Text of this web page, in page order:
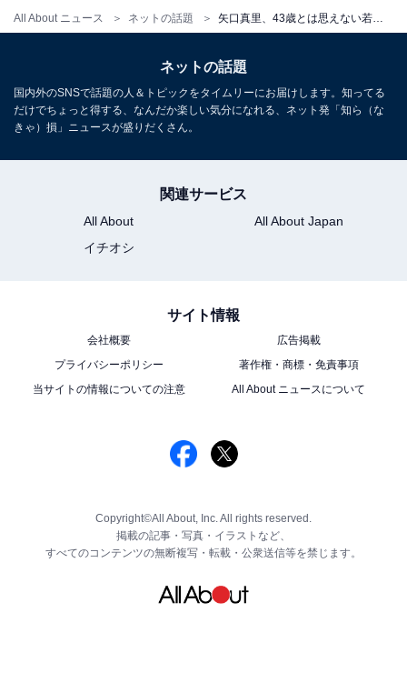
All About ニュース ネットの話題
ネットの話題
国内外のSNSで話題の人＆トピックをタイムリーにお届けします。知ってる
だけでちょっと得する、なんだか楽しい気分になれる、ネット発「知ら（な
きゃ）損」ニュースが盛りだくさん。
関連サービス
All About
All About Japan
イチオシ
サイト情報
会社概要
広告掲載
プライバシーポリシー
著作権・商標・免責事項
当サイトの情報についての注意
All About ニュースについて
Copyright©All About, Inc. All rights reserved.
掲載の記事・写真・イラストなど、
すべてのコンテンツの無断複写・転載・公衆送信等を禁じます。